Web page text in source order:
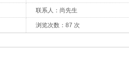
联系人：尚先生
浏览次数： 87 次